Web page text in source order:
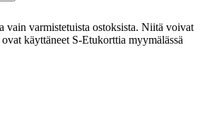
vain varmistetuista ostoksista. Niitä voivat
käyttäneet S-Etukorttia myymälässä